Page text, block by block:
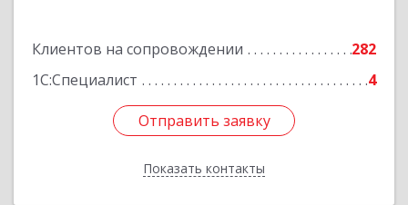
Клиентов на сопровождении
282
1С:Специалист
4
Отправить заявку
Показать контакты
Отправить заявку
Назад